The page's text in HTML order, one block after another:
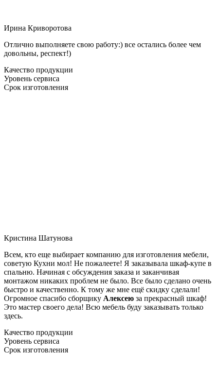
Ирина Криворотова
Отлично выполняете свою работу:) все остались более чем
довольны, респект!)
Качество продукции
Уровень сервиса
Срок изготовления
Кристина Шатунова
Всем, кто еще выбирает компанию для изготовления мебели,
советую Кухни мол! Не пожалеете! Я заказывала шкаф-купе в
спальню. Начиная с обсуждения заказа и заканчивая
монтажом никаких проблем не было. Все было сделано очень
быстро и качественно. К тому же мне ещё скидку сделали!
Огромное спасибо сборщику Алексею за прекрасный шкаф!
Это мастер своего дела! Всю мебель буду заказывать только
здесь.
Качество продукции
Уровень сервиса
Срок изготовления